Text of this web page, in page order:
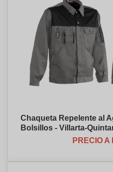
Chaqueta Repelente al
Bolsillos - Villarta-
PRECIO A